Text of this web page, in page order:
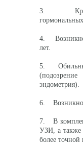
3.
4.
лет.
5. Обильные
эндометрия).
6.
7. В
УЗИ, а также
более точной